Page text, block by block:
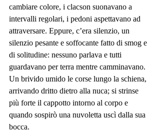
cambiare colore, i clacson suonavano a
intervalli regolari, i pedoni aspettavano ad
attraversare. Eppure, c’era silenzio, un
silenzio pesante e soffocante fatto di smog e
di solitudine: nessuno parlava e tutti
guardavano per terra mentre camminavano.
Un brivido umido le corse lungo la schiena,
arrivando dritto dietro alla nuca; si strinse
più forte il cappotto intorno al corpo e
quando sospirò una nuvoletta uscì dalla sua
bocca.